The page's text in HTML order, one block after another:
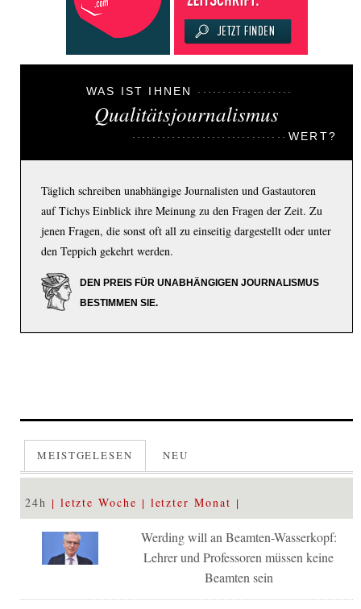
WAS IST IHNEN
Qualitätsjournalismus
WERT?
Täglich schreiben unabhängige Journalisten und Gastautoren
auf Tichys Einblick ihre Meinung zu den Fragen der Zeit. Zu
jenen Fragen, die sonst oft all zu einseitig dargestellt oder unter
den Teppich gekehrt werden.
DEN PREIS FÜR UNABHÄNGIGEN JOURNALISMUS
BESTIMMEN SIE.
MEISTGELESEN NEU
24h letzte Woche letzter Monat
Werding will an Beamten-Wasserkopf:
Lehrer und Professoren müssen keine
Beamten sein